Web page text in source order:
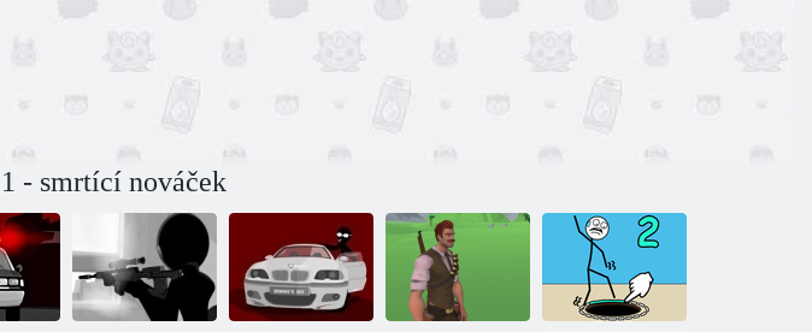
- smrtící nováček